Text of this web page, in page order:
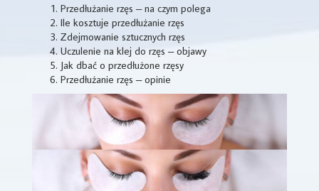
Przedłużanie rzęs – na czym polega
Ile kosztuje przedłużanie rzęs
Zdejmowanie sztucznych rzęs
Uczulenie na klej do rzęs – objawy
Jak dbać o przedłużone rzęsy
Przedłużanie rzęs – opinie